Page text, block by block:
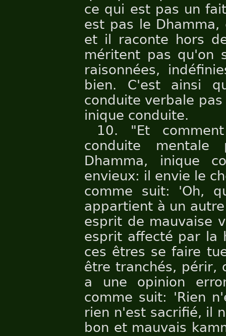
ce qui est pas un
est pas le
et il raconte hors
méritent pas qu'on
raisonnées,
bien. C'est ainsi
conduite verbale
inique conduite.
10. "Et
conduite
Dhamma, inique
envieux: il envie le
comme suit: 'Oh,
appartient à un
esprit de mauvaise
esprit affecté par la
ces êtres se faire
être tranchés, périr,
a une opinion
comme suit: 'Rien
rien n'est sacrifié, il
bon et mauvais